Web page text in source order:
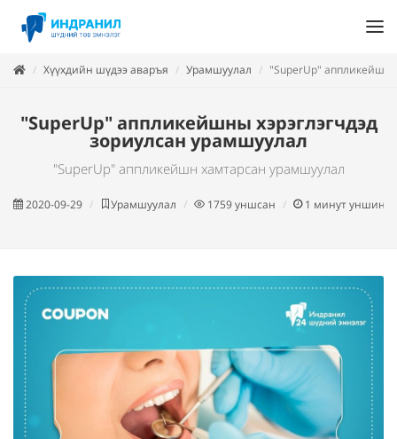
Хүүхдийн шүдээ аваръя Урамшуулал "SuperUp"
"SuperUp" аппликейшны хэрэглэгчдэд
зориулсан урамшуулал
"SuperUp" аппликейшн хамтарсан урамшуулал
2020-09-29 Урамшуулал 1759уншсан 1 минут уншина